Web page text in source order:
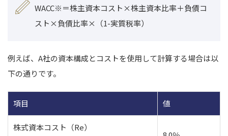
WACC※＝株主資本コスト×株主資本比率＋負債コ
スト×負債比率×（1-実質税率）
例えば、A社の資本構成とコストを使用して計算する場合は以
下の通りです。
項目 値
株式資本コスト（Re）